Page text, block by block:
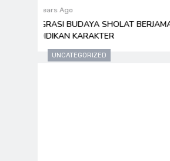
5 Years Ago
INTEGRASI BUDAYA SHOLAT
PENDIDIKAN KARAKTER
UNCATEGORIZED